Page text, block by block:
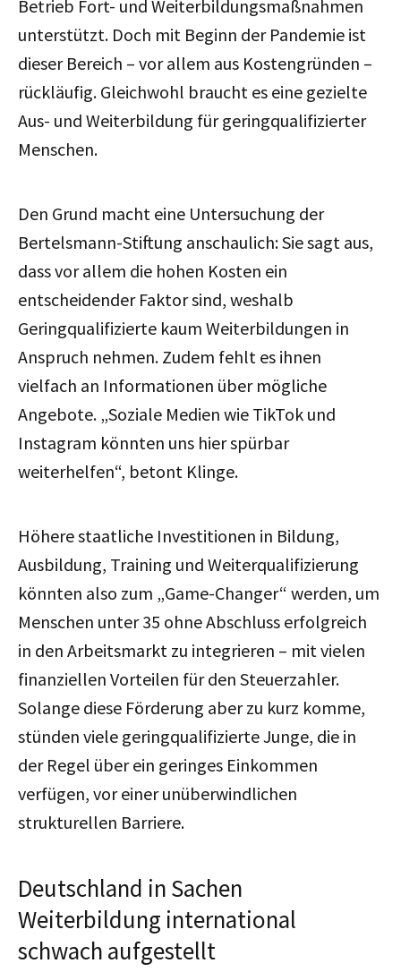
Betrieb Fort- und Weiterbildungsmaßnahmen
unterstützt. Doch mit Beginn der Pandemie ist
dieser Bereich – vor allem aus Kostengründen –
rückläufig. Gleichwohl braucht es eine gezielte
Aus- und Weiterbildung für geringqualifizierter
Menschen.
Den Grund macht eine Untersuchung der
Bertelsmann-Stiftung anschaulich: Sie sagt aus,
dass vor allem die hohen Kosten ein
entscheidender Faktor sind, weshalb
Geringqualifizierte kaum Weiterbildungen in
Anspruch nehmen. Zudem fehlt es ihnen
vielfach an Informationen über mögliche
Angebote. „Soziale Medien wie TikTok und
Instagram könnten uns hier spürbar
weiterhelfen“, betont Klinge.
Höhere staatliche Investitionen in Bildung,
Ausbildung, Training und Weiterqualifizierung
könnten also zum „Game-Changer“ werden, um
Menschen unter 35 ohne Abschluss erfolgreich
in den Arbeitsmarkt zu integrieren – mit vielen
finanziellen Vorteilen für den Steuerzahler.
Solange diese Förderung aber zu kurz komme,
stünden viele geringqualifizierte Junge, die in
der Regel über ein geringes Einkommen
verfügen, vor einer unüberwindlichen
strukturellen Barriere.
Deutschland in Sachen
Weiterbildung international
schwach aufgestellt